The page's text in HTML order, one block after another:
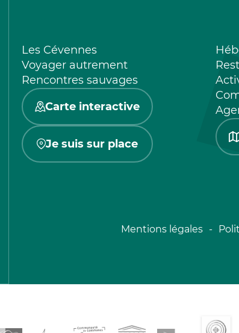
Les Cévennes
Voyager autrement
Rencontres sauvages
Carte interactive
Je suis sur place
Mentions légales